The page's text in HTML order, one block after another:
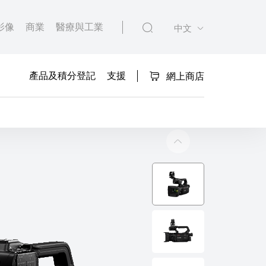
像 商業 醫療與工業 中文
產品及積分登記 支援 網上商店